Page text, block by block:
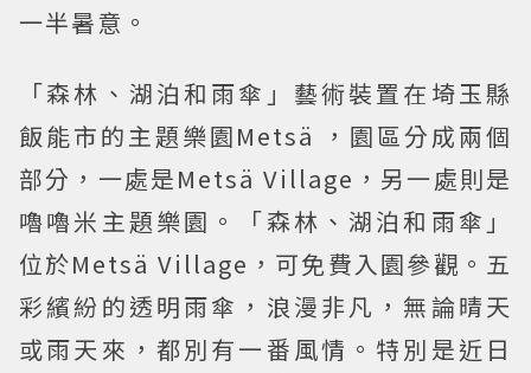
一半暑意。
「森林、湖泊和雨傘」藝術裝置在埼玉縣
飯能市的主題樂園Metsä ，園區分成兩個
部分，一處是Metsä Village，另一處則是
嚕嚕米主題樂園。「森林、湖泊和雨傘」
位於Metsä Village，可免費入園參觀。五
彩繽紛的透明雨傘，浪漫非凡，無論晴天
或雨天來，都別有一番風情。特別是近日